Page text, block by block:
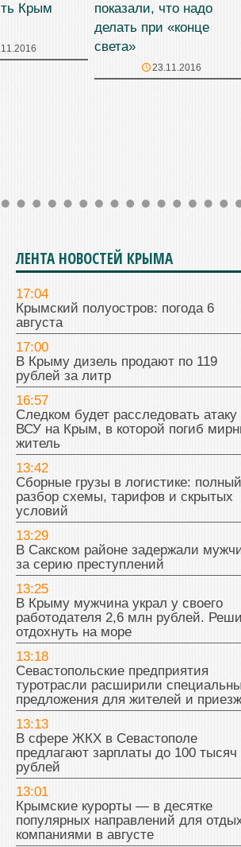
Крым
показали, что надо
делать при «конце
света»
23.11.2016
ЛЕНТА НОВОСТЕЙ КРЫМА
17:04
Крымский полуостров: погода 6
августа
17:00
В Крыму дизель продают по 119
рублей за литр
16:57
Следком будет расследовать атаку
ВСУ на Крым, в которой погиб
житель
13:42
Сборные грузы в логистике: полный
разбор схемы, тарифов и скрытых
условий
13:29
В Сакском районе задержали
за серию преступлений
13:25
В Крыму мужчина украл у своего
работодателя 2,6 млн рублей.
отдохнуть на море
13:18
Севастопольские предприятия
туротрасли расширили
предложения для жителей и
13:13
В сфере ЖКХ в Севастополе
предлагают зарплаты до 100 тысяч
рублей
13:01
Крымские курорты — в десятке
популярных направлений для
компаниями в августе